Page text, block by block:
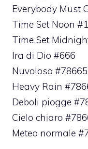
Everybody Must
Time Set Noon
Time Set
Ira di Dio #666
Nuvoloso #78665
Heavy Rain
Deboli piogge
Cielo chiaro
Meteo normale